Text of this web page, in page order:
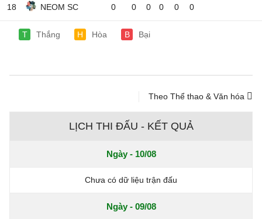
18 NEOM SC 0 0 0 0 0 0
T Thắng H Hòa B Bại
Theo Thể thao & Văn hóa
LỊCH THI ĐẤU - KẾT QUẢ
Ngày - 10/08
Chưa có dữ liệu trận đấu
Ngày - 09/08